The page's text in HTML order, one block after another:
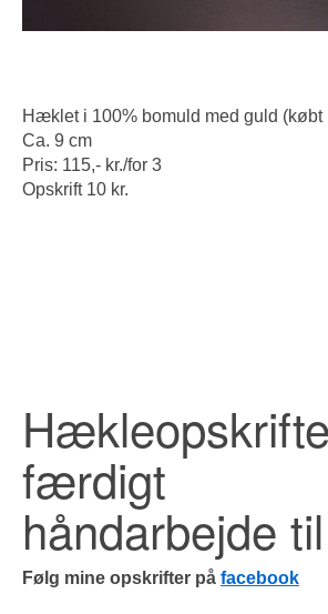
Hæklet i 100% bomuld med guld (købt
Ca. 9 cm
Pris: 115,- kr./for 3
Opskrift 10 kr.
færdigt
håndarbejde
Følg mine opskrifter på facebook